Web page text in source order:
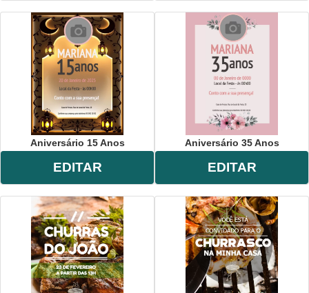
Aniversário 15 Anos
EDITAR
Aniversário 35 Anos
EDITAR